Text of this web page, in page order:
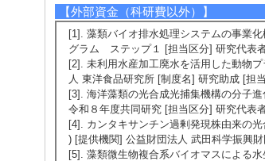
【外部資金（科研費以外）】
[1]. 藻類バイオ排水処理システムの事業
グラム ステップ１ [担当区分] 研究代表
[2]. 未利用水産加工廃水を活用した動物
人 東洋食品研究所 [制度名] 研究助成 [担
[3]. 海洋藻類の光合成光捕集機構の分子
令和８年度共同研究 [担当区分] 研究代表
[4]. カンタキサンチン過剰発現株由来の
) [提供機関] 公益財団法人 武田科学振興
[5]. 藻類微生物複合系バイオマスによる